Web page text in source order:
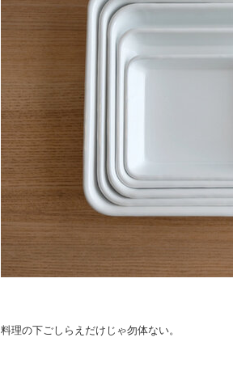
料理の下ごしらえだけじゃ勿体ない。